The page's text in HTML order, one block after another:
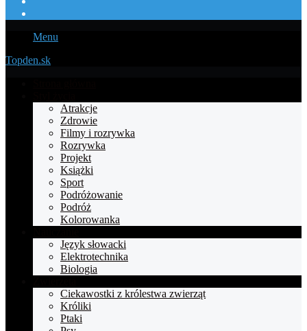
Menu
Topden.sk
Atrakcje
Zdrowie
Filmy i rozrywka
Rozrywka
Projekt
Książki
Sport
Podróżowanie
Podróż
Kolorowanka
Język słowacki
Elektrotechnika
Biologia
Ciekawostki z królestwa zwierząt
Króliki
Ptaki